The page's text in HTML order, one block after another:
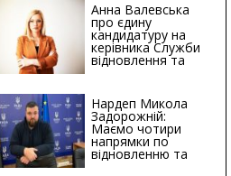
Анна Валевська
про єдину
кандидатуру на
керівника Служби
відновлення та
інфраструктури у
Хіба...
Нардеп Микола
Задорожній:
Маємо чотири
напрямки по
відновленню та
будівництву